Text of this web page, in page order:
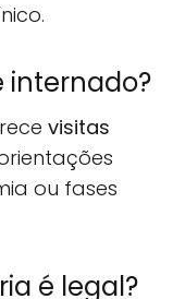
internado?
visitas
ou fases
é legal?